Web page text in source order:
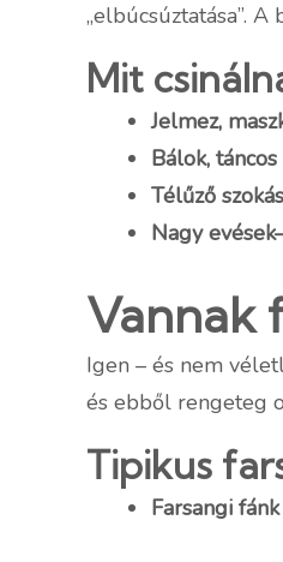
„elbúcsúztatása”.
Mit
Jelmez,
Bálok,
Télűző
Nagy
Vannak
Igen – és nem
és ebből rengeteg
Tipikus
Farsangi